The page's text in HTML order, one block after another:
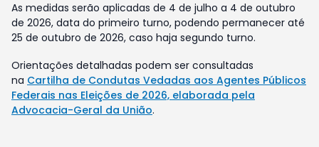
As medidas serão aplicadas de 4 de julho a 4 de outubro
de 2026, data do primeiro turno, podendo permanecer até
25 de outubro de 2026, caso haja segundo turno.
Orientações detalhadas podem ser consultadas
na Cartilha de Condutas Vedadas aos Agentes Públicos
Federais nas Eleições de 2026, elaborada pela
Advocacia-Geral da União.